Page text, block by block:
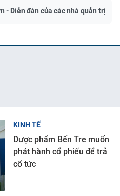
- Diễn đàn của các nhà quản trị
KINH TẾ
Dược phẩm Bến Tre muốn
phát hành cổ phiếu để trả
cổ tức